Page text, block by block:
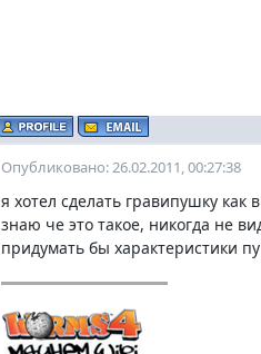
Опубликовано: 26.02.2011, 00:27:38
я хотел сделать гравипушку как
знаю че это такое, никогда не
придумать бы характеристики